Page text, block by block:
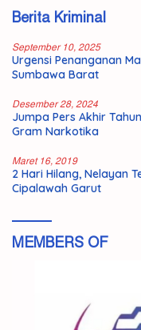
Berita Kriminal
September 10, 2025
Urgensi Penanganan
Sumbawa Barat
Desember 28, 2024
Jumpa Pers Akhir
Gram Narkotika
Maret 16, 2019
2 Hari Hilang, Nelayan
Cipalawah Garut
MEMBERS OF